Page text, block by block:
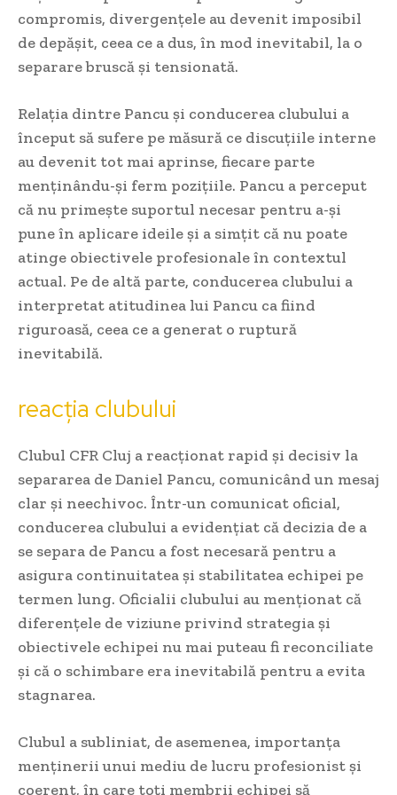
compromis, divergențele au devenit imposibil
de depășit, ceea ce a dus, în mod inevitabil, la o
separare bruscă și tensionată.
Relația dintre Pancu și conducerea clubului a
început să sufere pe măsură ce discuțiile interne
au devenit tot mai aprinse, fiecare parte
menținându-și ferm pozițiile. Pancu a perceput
că nu primește suportul necesar pentru a-și
pune în aplicare ideile și a simțit că nu poate
atinge obiectivele profesionale în contextul
actual. Pe de altă parte, conducerea clubului a
interpretat atitudinea lui Pancu ca fiind
riguroasă, ceea ce a generat o ruptură
inevitabilă.
reacția clubului
Clubul CFR Cluj a reacționat rapid și decisiv la
separarea de Daniel Pancu, comunicând un mesaj
clar și neechivoc. Într-un comunicat oficial,
conducerea clubului a evidențiat că decizia de a
se separa de Pancu a fost necesară pentru a
asigura continuitatea și stabilitatea echipei pe
termen lung. Oficialii clubului au menționat că
diferențele de viziune privind strategia și
obiectivele echipei nu mai puteau fi reconciliate
și că o schimbare era inevitabilă pentru a evita
stagnarea.
Clubul a subliniat, de asemenea, importanța
menținerii unui mediu de lucru profesionist și
coerent, în care toți membrii echipei să